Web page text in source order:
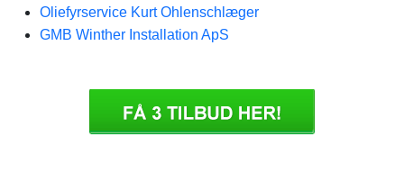
Oliefyrservice Kurt Ohlenschlæger
GMB Winther Installation ApS